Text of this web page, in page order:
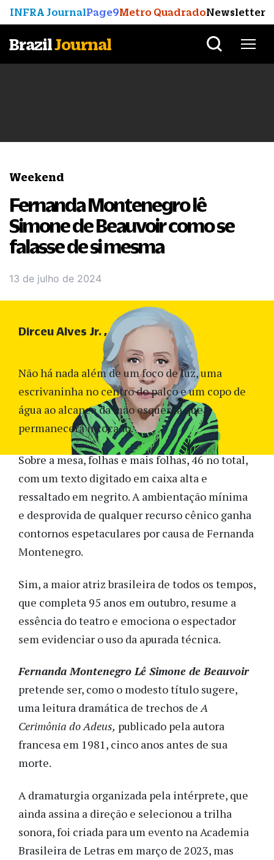
INFRA JournalPage9Metro QuadradoNewsletter
BrazilJournal
Weekend
Fernanda Montenegro lê
Simone de Beauvoir como se
falasse de si mesma
13 de julho de 2024
Não há nada além de um foco de luz, uma
escrivaninha no centro do palco e um copo de
água ao alcance da mão esquerda que
permanecerá intocado.
Sobre a mesa, folhas e mais folhas, 46 no total,
com um texto digitado em caixa alta e
ressaltado em negrito. A ambientação mínima
e desprovida de qualquer recurso cênico ganha
contornos espetaculares por causa de Fernanda
Montenegro.
Sim, a maior atriz brasileira de todos os tempos,
que completa 95 anos em outubro, resume a
essência do teatro e emociona o espectador
sem evidenciar o uso da apurada técnica.
Fernanda Montenegro Lê Simone de Beauvoir
pretende ser, como o modesto título sugere,
uma leitura dramática de trechos deA
Cerimônia do Adeus, publicado pela autora
francesa em 1981, cinco anos antes de sua
morte.
A dramaturgia organizada pela intérprete, que
ainda assina a direção e selecionou a trilha
sonora, foi criada para um evento na Academia
Brasileira de Letras em março de 2023, mas
Dirceu Alves Jr.